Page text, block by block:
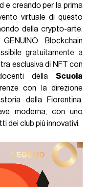
e creando per la prima
virtuale di questo
della crypto-arte.
Blockchain
gratuitamente a
esclusiva di NFT con
della Scuola
con la direzione
della Fiorentina,
moderna, con uno
dei club più innovativi.